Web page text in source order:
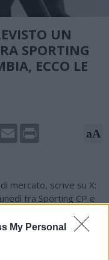
My Personal
UN
SPORTING
ECCO LE
Copy
Link
Email aA
mercato, scrive su X:
tra Sporting CP e
ha dato il via
un contratto fino al